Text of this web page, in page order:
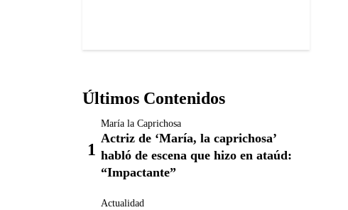
Últimos Contenidos
María la Caprichosa
Actriz de ‘María, la caprichosa’
habló de escena que hizo en ataúd:
“Impactante”
Actualidad